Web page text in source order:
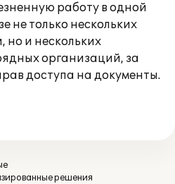
работу в одной
не только нескольких
но и нескольких
организаций, за
доступа на документы.
решения